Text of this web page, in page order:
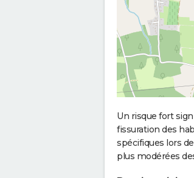
Un risque fort
fissuration des
spécifiques lors
plus modérées